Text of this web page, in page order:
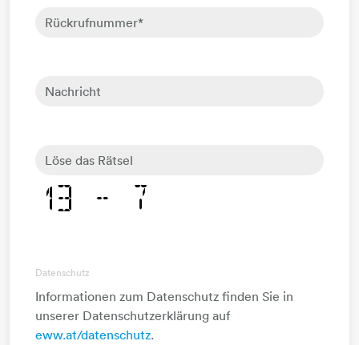
Rückrufnummer*
Nachricht
Löse das Rätsel
Datenschutz
Informationen zum Datenschutz finden Sie in
unserer Datenschutzerklärung auf
eww.at/datenschutz.